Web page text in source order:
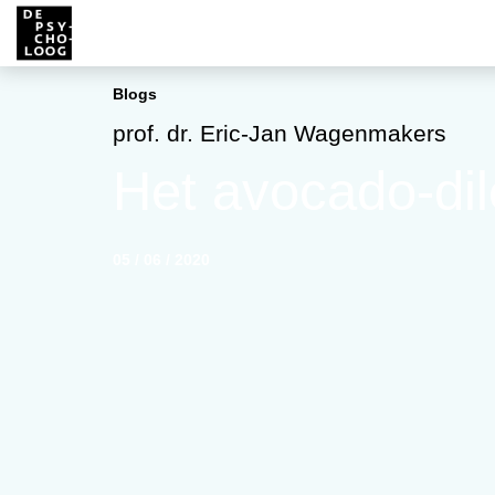
Blogs
prof. dr. Eric-Jan Wagenmakers